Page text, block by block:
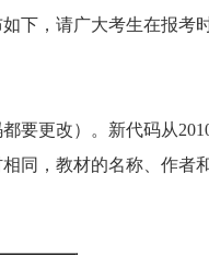
，请广大考生在报考时
更改）。新代码从
同，教材的名称、作者